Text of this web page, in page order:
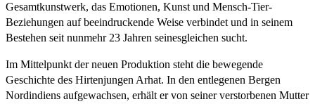
Gesamtkunstwerk, das Emotionen, Kunst und Mensch-Tier-
Beziehungen auf beeindruckende Weise verbindet und in seinem
Bestehen seit nunmehr 23 Jahren seinesgleichen sucht.
Im Mittelpunkt der neuen Produktion steht die bewegende
Geschichte des Hirtenjungen Arhat. In den entlegenen Bergen
Nordindiens aufgewachsen, erhält er von seiner verstorbenen Mutter